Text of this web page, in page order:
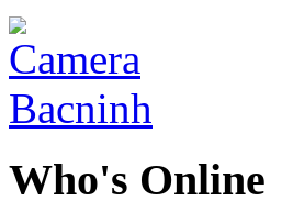
Who's Online